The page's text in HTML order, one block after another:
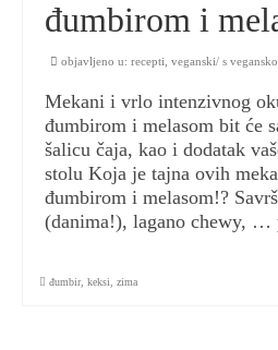
đumbirom i
objavljeno u: recepti veganski/ s
Mekani i vrlo intenzivnog
đumbirom i melasom bit će
šalicu čaja, kao i dodatak
stolu Koja je tajna ovih
đumbirom i melasom!?
(danima!), lagano chewy, …
đumbir, keksi, zima